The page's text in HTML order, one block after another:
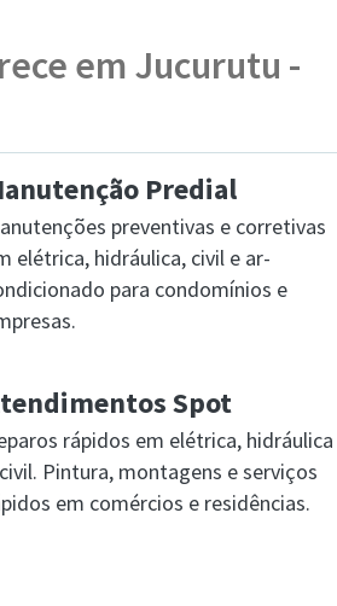
em Jucurutu -
Predial
preventivas e corretivas
elétrica, hidráulica, civil e ar-
para condomínios e
Spot
rápidos em elétrica, hidráulica
Pintura, montagens e serviços
em comércios e residências.